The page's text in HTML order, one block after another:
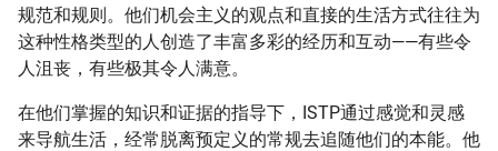
规范和规则。他们机会主义的观点和直接的生活方式往往为
这种性格类型的人创造了丰富多彩的经历和互动——有些令
人沮丧，有些极其令人满意。
在他们掌握的知识和证据的指导下，ISTP通过感觉和灵感
来导航生活，经常脱离预定义的常规去追随他们的本能。他